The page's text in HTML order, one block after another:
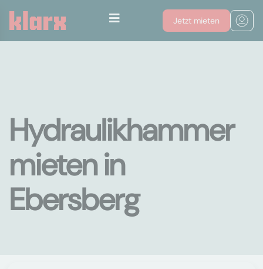
Jetzt mieten
Hydraulikhammer
mieten in
Ebersberg